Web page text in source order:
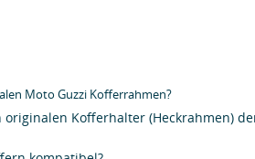
Moto Guzzi Kofferrahmen?
originalen Kofferhalter (Heckrahmen)